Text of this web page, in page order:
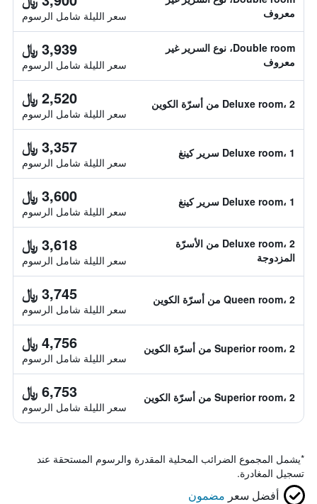
معروف
سعر الليلة شامل الرسوم
Double room، نوع السرير غير
معروف
3,939 ﷼
سعر الليلة شامل الرسوم
Deluxe room، 2 من أسرّة الكوين 2,520 ﷼
سعر الليلة شامل الرسوم
Deluxe room، 1 سرير كينغ 3,357 ﷼
سعر الليلة شامل الرسوم
Deluxe room، 1 سرير كينغ 3,600 ﷼
سعر الليلة شامل الرسوم
Deluxe room، 2 من الأسرّة
المزدوجة
3,618 ﷼
سعر الليلة شامل الرسوم
Queen room، 2 من أسرّة الكوين 3,745 ﷼
سعر الليلة شامل الرسوم
Superior room، 2 من أسرّة الكوين 4,756 ﷼
سعر الليلة شامل الرسوم
Superior room، 2 من أسرّة الكوين 6,753 ﷼
سعر الليلة شامل الرسوم
*يشمل المجموع الضرائب المحلية المقدرة والرسوم المستحقة عند
تسجيل المغادرة.
أفضل سعر مضمون